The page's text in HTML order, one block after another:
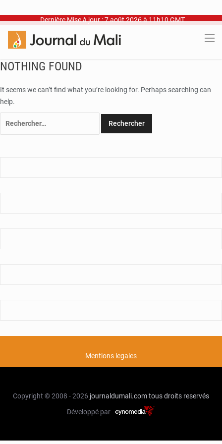
Dernière Mise à jour : 7 août 2026 à 11h10 GMT
NOTHING FOUND
It seems we can’t find what you’re looking for. Perhaps searching can
help.
Mentions legales
Copyright © 2008 - 2026 journaldumali.comtous droits reservés
Développé par